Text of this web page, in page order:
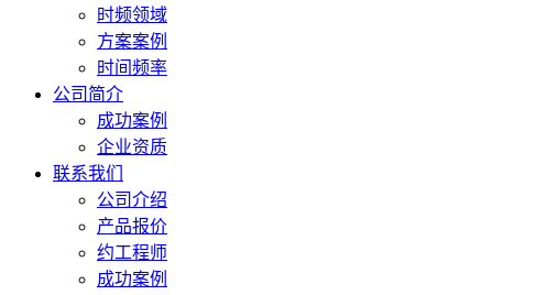
时频领域
方案案例
时间频率
公司简介
成功案例
企业资质
联系我们
公司介绍
产品报价
约工程师
成功案例